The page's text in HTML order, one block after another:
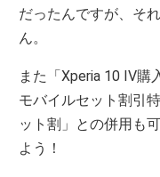
だったんですが、そ
ん。
また「Xperia 10 IV購
モバイルセット割引
ット割」との併用も
よう！